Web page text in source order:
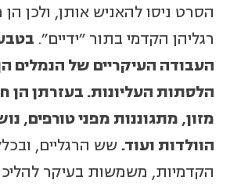
הסרט ניסו להאניש אותן, ולכן
רגליהן הקדמי בתור "ידיים".
העבודה העיקריים של הנמלים
הלסתות העליונות. בעזרתן הן
מזון, מתגוננות מפני טורפים,
הוולדות ועוד. שש הרגליים,
הקדמיות, משמשות בעיקר